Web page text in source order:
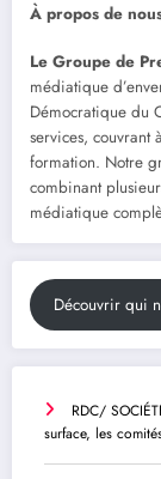
À propos de
Le Groupe de
médiatique
Démocratique du
services, couvrant
formation. Notre
combinant
médiatique
Découvrir qui
RDC/
surface, les